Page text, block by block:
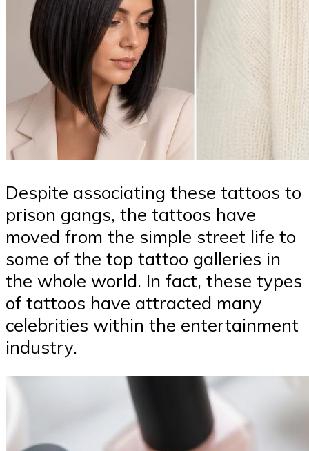
Despite associating these tattoos to
prison gangs, the tattoos have
moved from the simple street life to
some of the top tattoo galleries in
the whole world. In fact, these types
of tattoos have attracted many
celebrities within the entertainment
industry.